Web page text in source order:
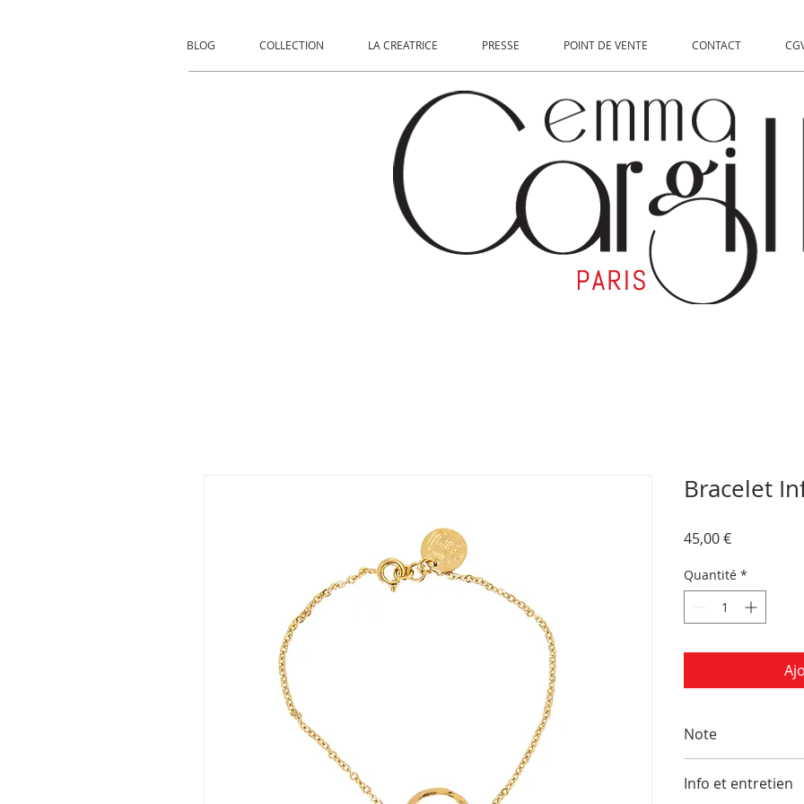
BLOG COLLECTION LA CREATRICE PRESSE POINT DE VENTE CONTACT
Bracelet
45,00 €Prix
Quantité *
Note
dans des ateliers
Info et entretien